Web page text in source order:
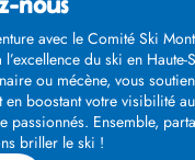
avec le Comité Ski
du ski en Haute-
ou mécène, vous
en boostant votre visibilité
passionnés. Ensemble,
briller le ski !